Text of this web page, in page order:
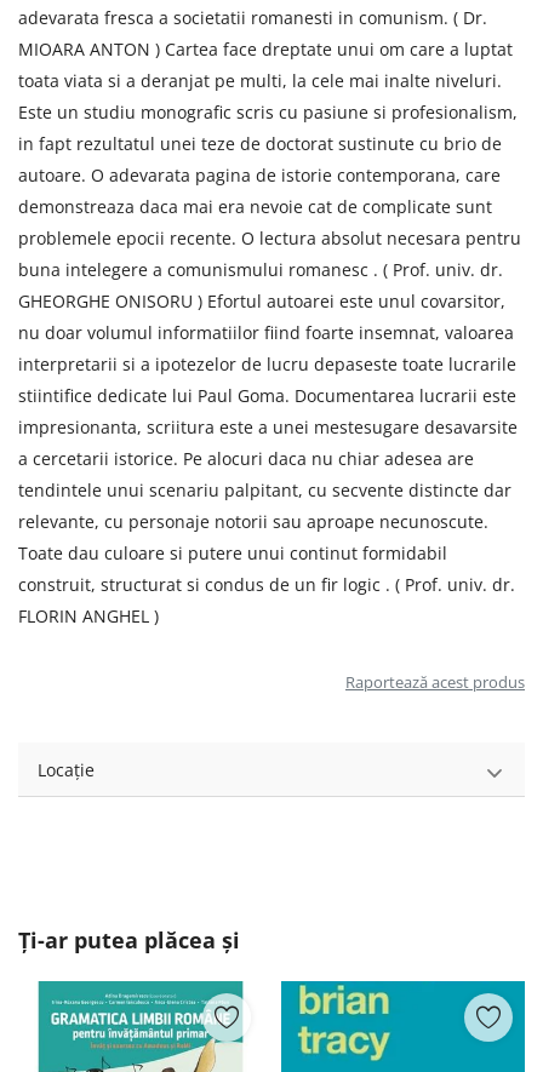
adevarata fresca a societatii romanesti in comunism. ( Dr.
MIOARA ANTON ) Cartea face dreptate unui om care a luptat
toata viata si a deranjat pe multi, la cele mai inalte niveluri.
Este un studiu monografic scris cu pasiune si profesionalism,
in fapt rezultatul unei teze de doctorat sustinute cu brio de
autoare. O adevarata pagina de istorie contemporana, care
demonstreaza daca mai era nevoie cat de complicate sunt
problemele epocii recente. O lectura absolut necesara pentru
buna intelegere a comunismului romanesc . ( Prof. univ. dr.
GHEORGHE ONISORU ) Efortul autoarei este unul covarsitor,
nu doar volumul informatiilor fiind foarte insemnat, valoarea
interpretarii si a ipotezelor de lucru depaseste toate lucrarile
stiintifice dedicate lui Paul Goma. Documentarea lucrarii este
impresionanta, scriitura este a unei mestesugare desavarsite
a cercetarii istorice. Pe alocuri daca nu chiar adesea are
tendintele unui scenariu palpitant, cu secvente distincte dar
relevante, cu personaje notorii sau aproape necunoscute.
Toate dau culoare si putere unui continut formidabil
construit, structurat si condus de un fir logic . ( Prof. univ. dr.
FLORIN ANGHEL )
Raportează acest produs
Locație
Ți-ar putea plăcea și